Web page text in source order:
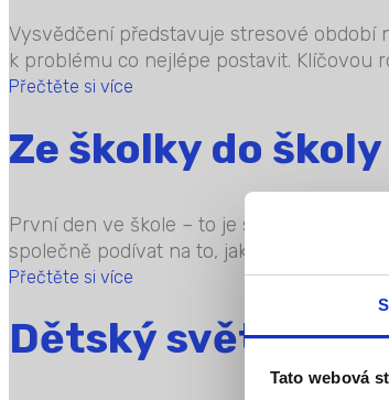
Tato webová
Vysvědčení představuje stresové období
k problému co nejlépe postavit. Klíčovou
Přečtěte si více
Ze školky do
První den ve škole – to je silná
společně podívat na to, jak zvládnout
Přečtěte si více
Dětský svět